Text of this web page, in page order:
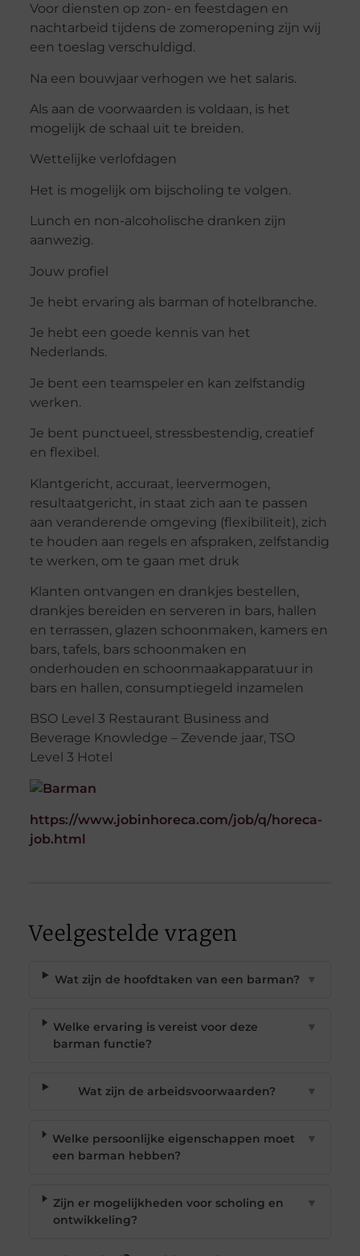
Voor diensten op zon- en feestdagen en
nachtarbeid tijdens de zomeropening zijn wij
een toeslag verschuldigd.
Na een bouwjaar verhogen we het salaris.
Als aan de voorwaarden is voldaan, is het
mogelijk de schaal uit te breiden.
Wettelijke verlofdagen
Het is mogelijk om bijscholing te volgen.
Lunch en non-alcoholische dranken zijn
aanwezig.
Jouw profiel
Je hebt ervaring als barman of hotelbranche.
Je hebt een goede kennis van het
Nederlands.
Je bent een teamspeler en kan zelfstandig
werken.
Je bent punctueel, stressbestendig, creatief
en flexibel.
Klantgericht, accuraat, leervermogen,
resultaatgericht, in staat zich aan te passen
aan veranderende omgeving (flexibiliteit), zich
te houden aan regels en afspraken, zelfstandig
te werken, om te gaan met druk
Klanten ontvangen en drankjes bestellen,
drankjes bereiden en serveren in bars, hallen
en terrassen, glazen schoonmaken, kamers en
bars, tafels, bars schoonmaken en
onderhouden en schoonmaakapparatuur in
bars en hallen, consumptiegeld inzamelen
BSO Level 3 Restaurant Business and
Beverage Knowledge – Zevende jaar, TSO
Level 3 Hotel
https://www.jobinhoreca.com/job/q/horeca-
job.html
Veelgestelde vragen
Wat zijn de hoofdtaken van een barman? ▼
Welke ervaring is vereist voor deze
barman functie?
▼
Wat zijn de arbeidsvoorwaarden? ▼
Welke persoonlijke eigenschappen moet
een barman hebben?
▼
Zijn er mogelijkheden voor scholing en
ontwikkeling?
▼